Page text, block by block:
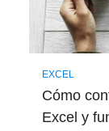
EXCEL
Cómo
Excel y